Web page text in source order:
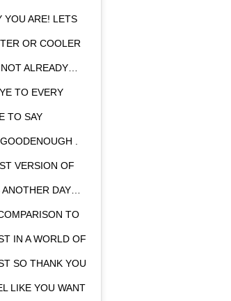
YOU ARE! LETS
OR COOLER
ALREADY…
TO EVERY
TO SAY
.
VERSION OF
DAY…
TO
IN A WORLD OF
SO THANK YOU
LIKE YOU WANT